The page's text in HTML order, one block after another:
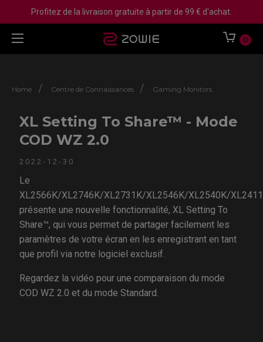
Profitez de la livraison gratuite à partir de 99 € d'achat.
0
Home / Centre de Connaissances / Gaming Monitors
XL Setting To Share™ - Mode
COD WZ 2.0
2022-12-30
Le
XL2566K/XL2746K/XL2731K/XL2546K/XL2540K/
présente une nouvelle fonctionnalité, XL Setting To
Share™, qui vous permet de partager facilement les
paramètres de votre écran en les enregistrant en tant
que profil via notre logiciel exclusif.
Regardez la vidéo pour une comparaison du mode
COD WZ 2.0 et du mode Standard.